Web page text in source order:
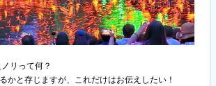
リって何？
かと存じますが、これだけはお伝えしたい！